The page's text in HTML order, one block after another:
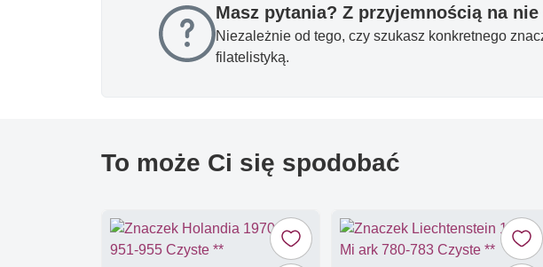
Masz pytania? Z przyjemnością na
Niezależnie od tego, czy szukasz konkretnego
filatelistyką.
To może Ci się spodobać